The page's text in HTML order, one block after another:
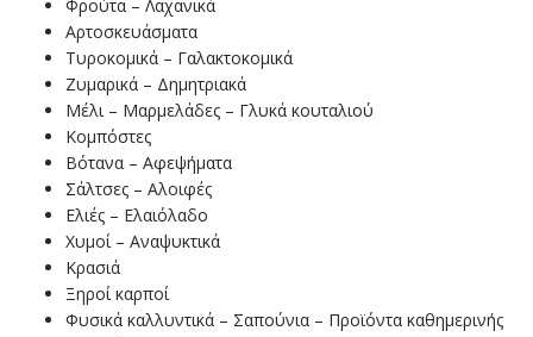
Φρούτα – Λαχανικά
Αρτοσκευάσματα
Τυροκομικά – Γαλακτοκομικά
Ζυμαρικά – Δημητριακά
Μέλι – Μαρμελάδες – Γλυκά κουταλιού
Κομπόστες
Βότανα – Αφεψήματα
Σάλτσες – Αλοιφές
Ελιές – Ελαιόλαδο
Χυμοί – Αναψυκτικά
Κρασιά
Ξηροί καρποί
Φυσικά καλλυντικά – Σαπούνια – Προϊόντα καθημερινής